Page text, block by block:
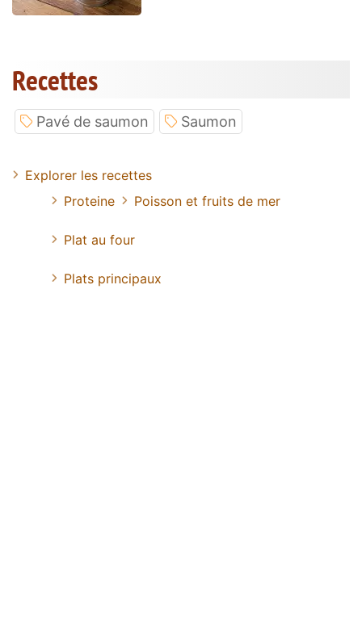
Recettes
Pavé de saumon Saumon
Explorer les recettes
Proteine
Poisson et fruits de mer
Plat au four
Plats principaux